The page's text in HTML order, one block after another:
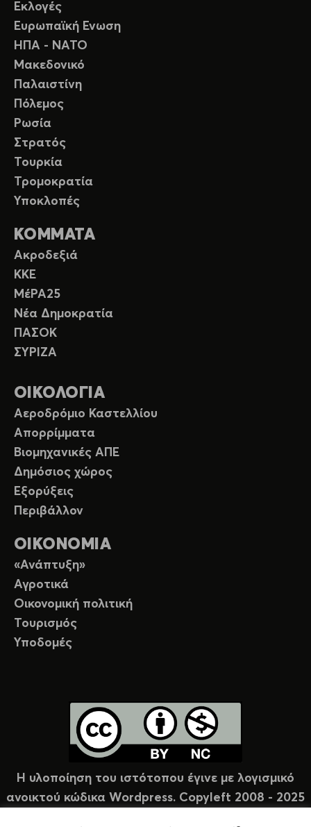
Εκλογές
Ευρωπαϊκή Ενωση
ΗΠΑ - ΝΑΤΟ
Μακεδονικό
Παλαιστίνη
Πόλεμος
Ρωσία
Στρατός
Τουρκία
Τρομοκρατία
Υποκλοπές
ΚΟΜΜΑΤΑ
Ακροδεξιά
ΚΚΕ
ΜέΡΑ25
Νέα Δημοκρατία
ΠΑΣΟΚ
ΣΥΡΙΖΑ
ΟΙΚΟΛΟΓΙΑ
Αεροδρόμιο Καστελλίου
Απορρίμματα
Βιομηχανικές ΑΠΕ
Δημόσιος χώρος
Εξορύξεις
Περιβάλλον
ΟΙΚΟΝΟΜΙΑ
«Ανάπτυξη»
Αγροτικά
Οικονομική πολιτική
Τουρισμός
Υποδομές
Η υλοποίηση του ιστότοπου έγινε με λογισμικό
ανοικτού κώδικα Wordpress. Copyleft 2008 - 2025